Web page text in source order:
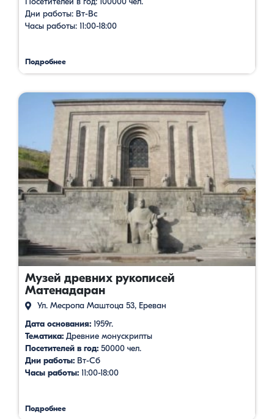
Дни работы: Вт-Вс
Часы работы: 11:00-18:00
Подробнее
Музей древних рукописей
Матенадаран
Ул. Месропа Маштоца 53, Ереван
Дата основания: 1959г.
Тематика: Древние монускрипты
Посетителей в год: 50000 чел.
Дни работы: Вт-Сб
Часы работы: 11:00-18:00
Подробнее